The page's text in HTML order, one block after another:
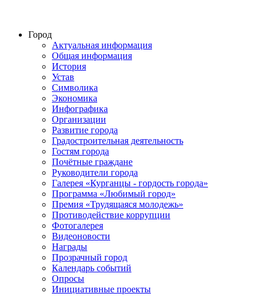
Город
Актуальная информация
Общая информация
История
Устав
Символика
Экономика
Инфографика
Организации
Развитие города
Градостроительная деятельность
Гостям города
Почётные граждане
Руководители города
Галерея «Курганцы - гордость города»
Программа «Любимый город»
Премия «Трудящаяся молодежь»
Противодействие коррупции
Фотогалерея
Видеоновости
Награды
Прозрачный город
Календарь событий
Опросы
Инициативные проекты